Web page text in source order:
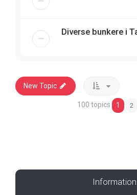
Diverse bunkere i
New Topic
100 topics 1 2
Information